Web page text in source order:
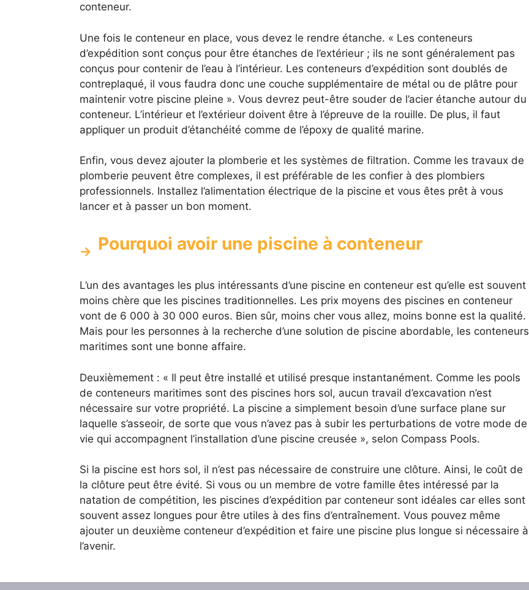
conteneur.
Une fois le conteneur en place, vous devez le rendre étanche. « Les conteneurs
d’expédition sont conçus pour être étanches de l’extérieur ; ils ne sont généralement pas
conçus pour contenir de l’eau à l’intérieur. Les conteneurs d’expédition sont doublés de
contreplaqué, il vous faudra donc une couche supplémentaire de métal ou de plâtre pour
maintenir votre piscine pleine ». Vous devrez peut-être souder de l’acier étanche autour du
conteneur. L’intérieur et l’extérieur doivent être à l’épreuve de la rouille. De plus, il faut
appliquer un produit d’étanchéité comme de l’époxy de qualité marine.
Enfin, vous devez ajouter la plomberie et les systèmes de filtration. Comme les travaux de
plomberie peuvent être complexes, il est préférable de les confier à des plombiers
professionnels. Installez l’alimentation électrique de la piscine et vous êtes prêt à vous
lancer et à passer un bon moment.
Pourquoi avoir une piscine à conteneur
L’un des avantages les plus intéressants d’une piscine en conteneur est qu’elle est souvent
moins chère que les piscines traditionnelles. Les prix moyens des piscines en conteneur
vont de 6 000 à 30 000 euros. Bien sûr, moins cher vous allez, moins bonne est la qualité.
Mais pour les personnes à la recherche d’une solution de piscine abordable, les conteneurs
maritimes sont une bonne affaire.
Deuxièmement : « Il peut être installé et utilisé presque instantanément. Comme les pools
de conteneurs maritimes sont des piscines hors sol, aucun travail d’excavation n’est
nécessaire sur votre propriété. La piscine a simplement besoin d’une surface plane sur
laquelle s’asseoir, de sorte que vous n’avez pas à subir les perturbations de votre mode de
vie qui accompagnent l’installation d’une piscine creusée », selon Compass Pools.
Si la piscine est hors sol, il n’est pas nécessaire de construire une clôture. Ainsi, le coût de
la clôture peut être évité. Si vous ou un membre de votre famille êtes intéressé par la
natation de compétition, les piscines d’expédition par conteneur sont idéales car elles sont
souvent assez longues pour être utiles à des fins d’entraînement. Vous pouvez même
ajouter un deuxième conteneur d’expédition et faire une piscine plus longue si nécessaire à
l’avenir.